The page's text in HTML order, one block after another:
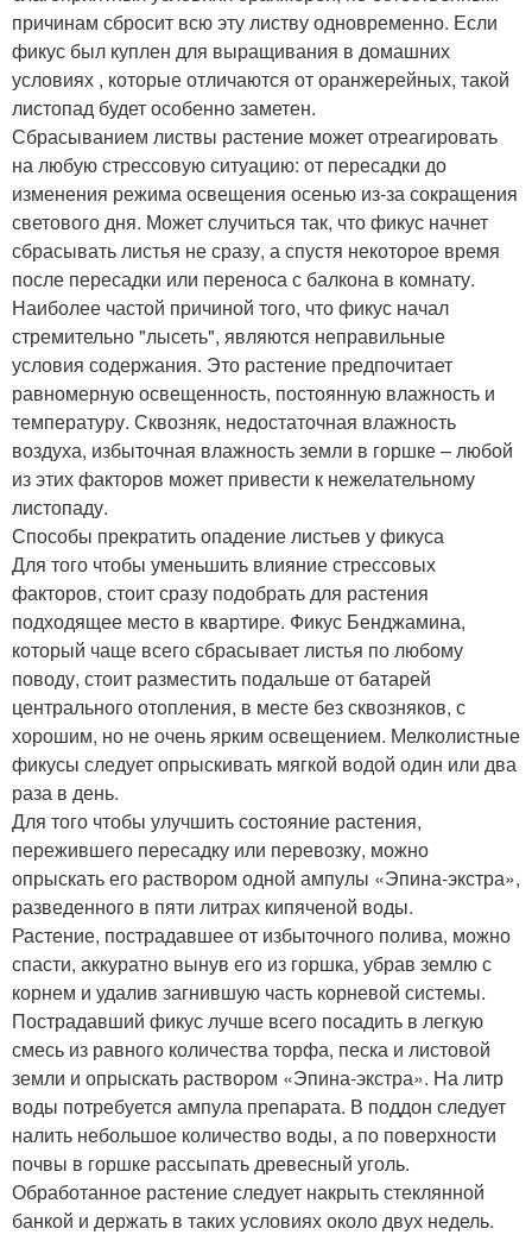
причинам сбросит всю эту листву одновременно. Если
фикус был куплен для выращивания в домашних
условиях , которые отличаются от оранжерейных, такой
листопад будет особенно заметен.
Сбрасыванием листвы растение может отреагировать
на любую стрессовую ситуацию: от пересадки до
изменения режима освещения осенью из-за сокращения
светового дня. Может случиться так, что фикус начнет
сбрасывать листья не сразу, а спустя некоторое время
после пересадки или переноса с балкона в комнату.
Наиболее частой причиной того, что фикус начал
стремительно "лысеть", являются неправильные
условия содержания. Это растение предпочитает
равномерную освещенность, постоянную влажность и
температуру. Сквозняк, недостаточная влажность
воздуха, избыточная влажность земли в горшке – любой
из этих факторов может привести к нежелательному
листопаду.
Способы прекратить опадение листьев у фикуса
Для того чтобы уменьшить влияние стрессовых
факторов, стоит сразу подобрать для растения
подходящее место в квартире. Фикус Бенджамина,
который чаще всего сбрасывает листья по любому
поводу, стоит разместить подальше от батарей
центрального отопления, в месте без сквозняков, с
хорошим, но не очень ярким освещением. Мелколистные
фикусы следует опрыскивать мягкой водой один или два
раза в день.
Для того чтобы улучшить состояние растения,
пережившего пересадку или перевозку, можно
опрыскать его раствором одной ампулы «Эпина-экстра»,
разведенного в пяти литрах кипяченой воды.
Растение, пострадавшее от избыточного полива, можно
спасти, аккуратно вынув его из горшка, убрав землю с
корнем и удалив загнившую часть корневой системы.
Пострадавший фикус лучше всего посадить в легкую
смесь из равного количества торфа, песка и листовой
земли и опрыскать раствором «Эпина-экстра». На литр
воды потребуется ампула препарата. В поддон следует
налить небольшое количество воды, а по поверхности
почвы в горшке рассыпать древесный уголь.
Обработанное растение следует накрыть стеклянной
банкой и держать в таких условиях около двух недель.